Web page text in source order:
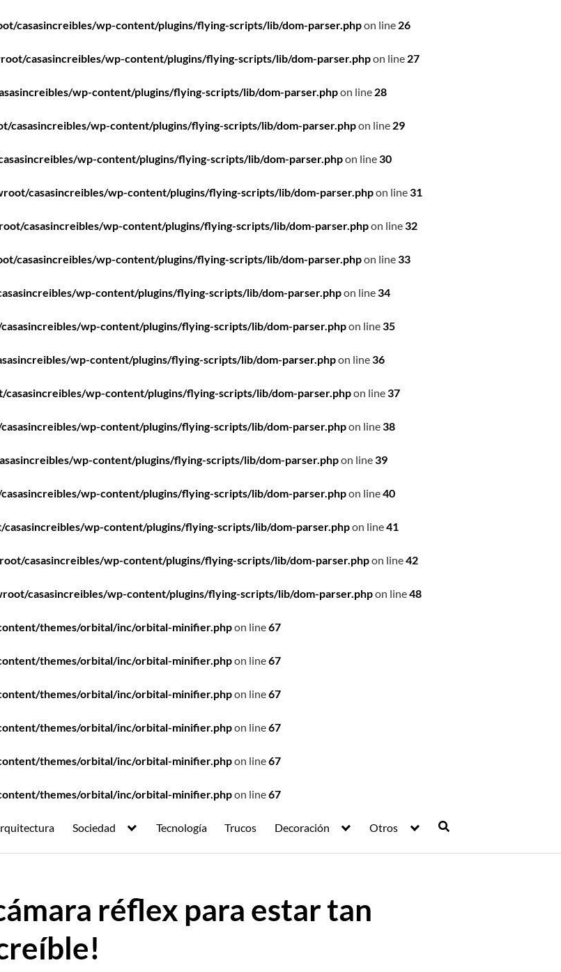
casasincreibles/wp-content/plugins/flying-scripts/lib/dom-parser.phpon line 26
casasincreibles/wp-content/plugins/flying-scripts/lib/dom-parser.phpon line 27
wp-content/plugins/flying-scripts/lib/dom-parser.phpon line 28
casasincreibles/wp-content/plugins/flying-scripts/lib/dom-parser.phpon line 29
wp-content/plugins/flying-scripts/lib/dom-parser.phpon line30
casasincreibles/wp-content/plugins/flying-scripts/lib/dom-parser.phpon line31
casasincreibles/wp-content/plugins/flying-scripts/lib/dom-parser.phpon line32
casasincreibles/wp-content/plugins/flying-scripts/lib/dom-parser.phpon line33
wp-content/plugins/flying-scripts/lib/dom-parser.phpon line34
wp-content/plugins/flying-scripts/lib/dom-parser.phpon line35
wp-content/plugins/flying-scripts/lib/dom-parser.phpon line36
wp-content/plugins/flying-scripts/lib/dom-parser.phpon line37
wp-content/plugins/flying-scripts/lib/dom-parser.phpon line38
wp-content/plugins/flying-scripts/lib/dom-parser.phpon line39
wp-content/plugins/flying-scripts/lib/dom-parser.phpon line40
wp-content/plugins/flying-scripts/lib/dom-parser.phpon line41
casasincreibles/wp-content/plugins/flying-scripts/lib/dom-parser.phpon line42
casasincreibles/wp-content/plugins/flying-scripts/lib/dom-parser.phpon line48
themes/orbital/inc/orbital-minifier.phpon line67
themes/orbital/inc/orbital-minifier.phpon line67
themes/orbital/inc/orbital-minifier.phpon line67
themes/orbital/inc/orbital-minifier.phpon line67
themes/orbital/inc/orbital-minifier.phpon line67
themes/orbital/inc/orbital-minifier.phpon line67
Sociedad Tecnología Trucos Decoración Otros
réflex para estar tan